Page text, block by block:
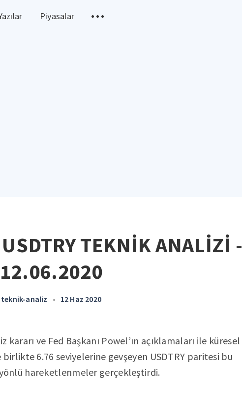
Piyasalar
TEKNİK ANALİZİ -
12.06.2020
teknik-analiz • 12 Haz 2020
kararı ve Fed Başkanı Powel’ın açıklamaları ile küresel
6.76 seviyelerine gevşeyen USDTRY paritesi bu
hareketlenmeler gerçekleştirdi.